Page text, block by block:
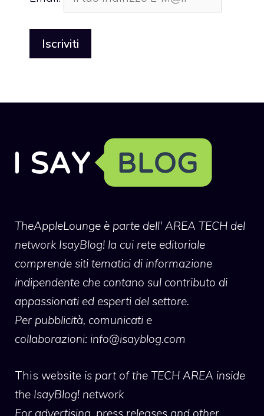
TheAppleLounge è parte dell' AREA TECH del
network IsayBlog! la cui rete editoriale
comprende siti tematici di informazione
indipendente che contano sul contributo di
appassionati ed esperti del settore.
Per pubblicità, comunicati e
collaborazioni: info@isayblog.com
This website is part of the TECH AREA inside
the IsayBlog! network